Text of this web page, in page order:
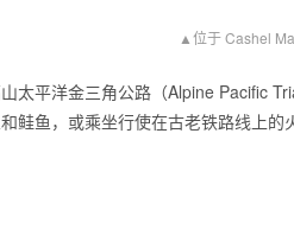
▲位于 Cashel
太平洋金三角公路（Alpine Pacific
鲑鱼，或乘坐行使在古老铁路线上的